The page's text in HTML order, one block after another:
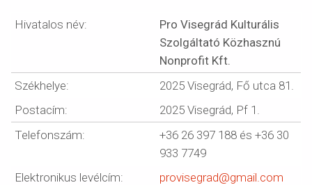
Hivatalos név:
Pro Visegrád Kulturális
Szolgáltató Közhasznú
Nonprofit Kft.
Székhelye:
2025 Visegrád, Fő utca 81.
Postacím:
2025 Visegrád, Pf 1.
Telefonszám:
+36 26 397 188 és +36 30
933 7749
Elektronikus levélcím:
provisegrad@gmail.com